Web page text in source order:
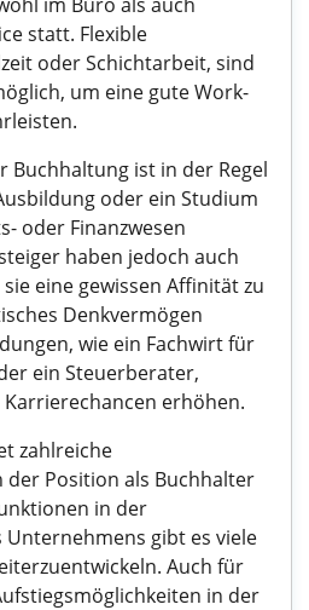
statt. Flexible
oder Schichtarbeit, sind
um eine gute Work-
Buchhaltung ist in der Regel
oder ein Studium
oder Finanzwesen
haben jedoch auch
eine gewissen Affinität zu
Denkvermögen
wie ein Fachwirt für
ein Steuerberater,
erhöhen.
zahlreiche
der Position als Buchhalter
in der
Unternehmens gibt es viele
Auch für
in der